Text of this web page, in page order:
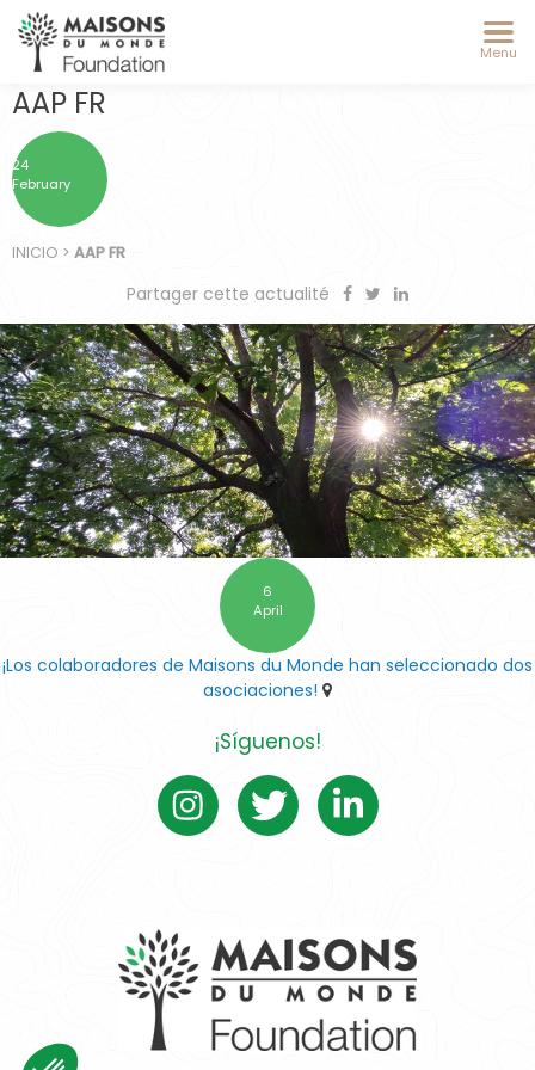
Menu
AAP FR
24
February
INICIO > AAP FR
Partager cette actualité
6
April
¡Los colaboradores de Maisons du Monde han seleccionado dos
asociaciones!
¡Síguenos!